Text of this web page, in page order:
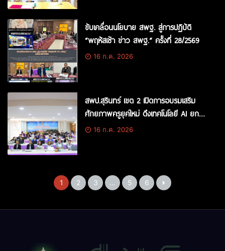
ขับเคลื่อนนโยบาย สพฐ. สู่การปฏิบัติ
“พฤหัสเช้า ข่าว สพฐ.” ครั้งที่ 28/2569
16 ก.ค. 2026
สพป.สุรินทร์ เขต 2 เปิดการอบรมเสริม
ศักยภาพครูยุคใหม่ ดึงเทคโนโลยี AI ยก
ระดับการจัดการเรียนการสอน เครือข่าย
16 ก.ค. 2026
1 2 3 … 5 6